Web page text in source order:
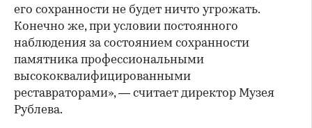
его сохранности не будет ничто угрожать.
Конечно же, при условии постоянного
наблюдения за состоянием сохранности
памятника профессиональными
высококвалифицированными
реставраторами», — считает директор Музея
Рублева.